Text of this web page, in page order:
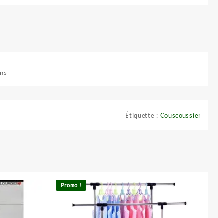
Étiquette : Couscoussier
Promo !